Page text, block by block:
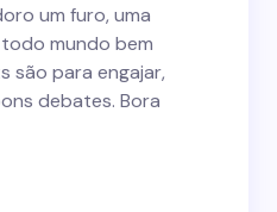
um furo, uma
mundo bem
são para engajar,
debates. Bora